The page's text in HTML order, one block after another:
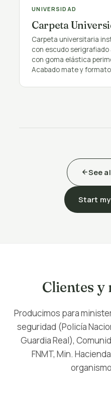
PÚBLICO
UNIVERSIDAD
Carpeta
Carpeta universitaria
con escudo
con goma elástica
Acabado mate y
See
Start
Clientes y
Producimos para
seguridad (Policía
Guardia Real),
FNMT, Min.